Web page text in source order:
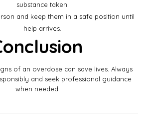
substance taken.
and keep them in a safe position until
help arrives.
of an overdose can save lives. Always
and seek professional guidance
when needed.